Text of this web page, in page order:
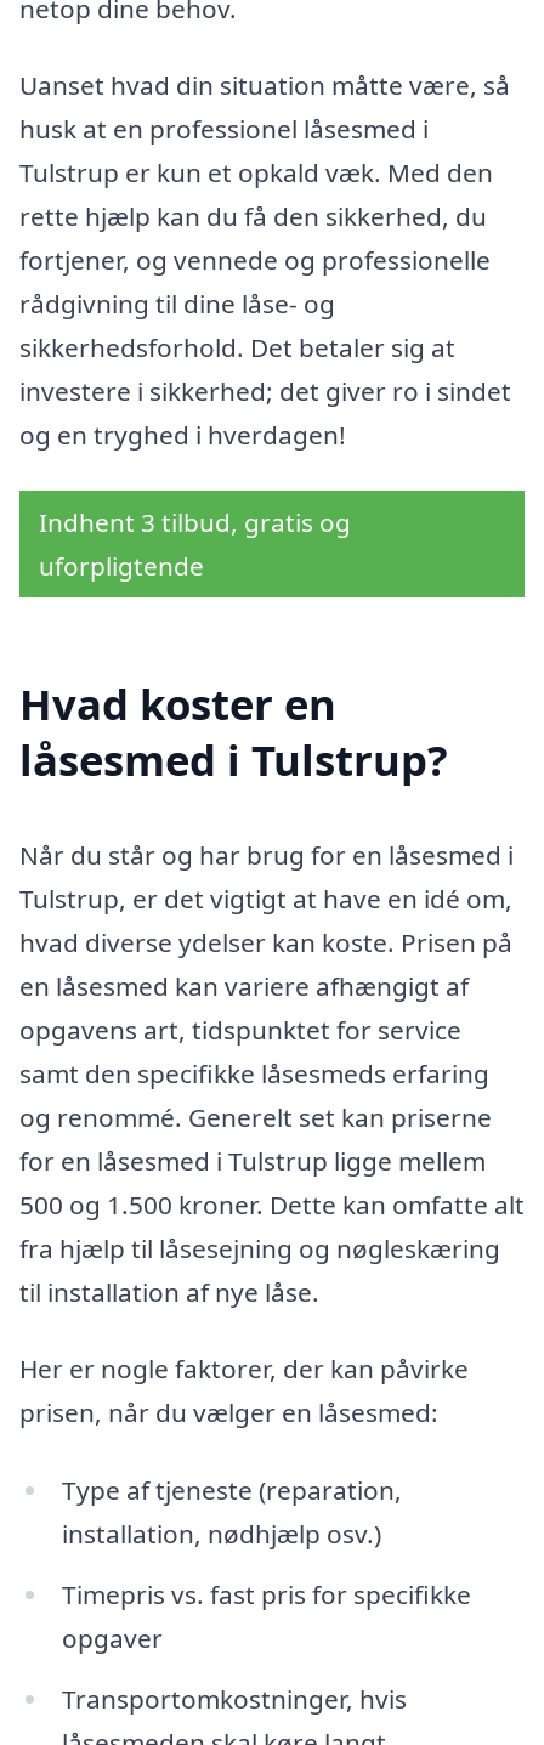
netop dine behov.
Uanset hvad din situation måtte være, så
husk at en professionel låsesmed i
Tulstrup er kun et opkald væk. Med den
rette hjælp kan du få den sikkerhed, du
fortjener, og vennede og professionelle
rådgivning til dine låse- og
sikkerhedsforhold. Det betaler sig at
investere i sikkerhed; det giver ro i sindet
og en tryghed i hverdagen!
Indhent 3 tilbud, gratis og
uforpligtende
Hvad koster en
låsesmed i Tulstrup?
Når du står og har brug for en låsesmed i
Tulstrup, er det vigtigt at have en idé om,
hvad diverse ydelser kan koste. Prisen på
en låsesmed kan variere afhængigt af
opgavens art, tidspunktet for service
samt den specifikke låsesmeds erfaring
og renommé. Generelt set kan priserne
for en låsesmed i Tulstrup ligge mellem
500 og 1.500 kroner. Dette kan omfatte alt
fra hjælp til låsesejning og nøgleskæring
til installation af nye låse.
Her er nogle faktorer, der kan påvirke
prisen, når du vælger en låsesmed:
Type af tjeneste (reparation,
installation, nødhjælp osv.)
Timepris vs. fast pris for specifikke
opgaver
Transportomkostninger, hvis